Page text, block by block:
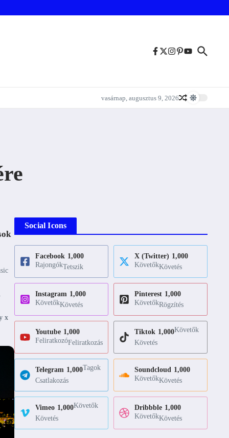
vasárnap, augusztus 9, 2026
x
Social Icons
Facebook 1,000
RajongókTetszik
X (Twitter) 1,000
KövetőkKövetés
Instagram 1,000
KövetőkKövetés
Pinterest 1,000
KövetőkRögzítés
Youtube 1,000
FeliratkozóFeliratkozás
Tiktok 1,000Követők
Követés
Telegram 1,000Tagok
Csatlakozás
Soundcloud 1,000
KövetőkKövetés
Vimeo 1,000Követők
Követés
Dribbble 1,000
KövetőkKövetés